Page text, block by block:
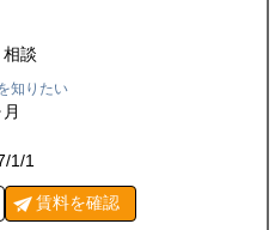
相談
知りたい
1/1
賃料を確認